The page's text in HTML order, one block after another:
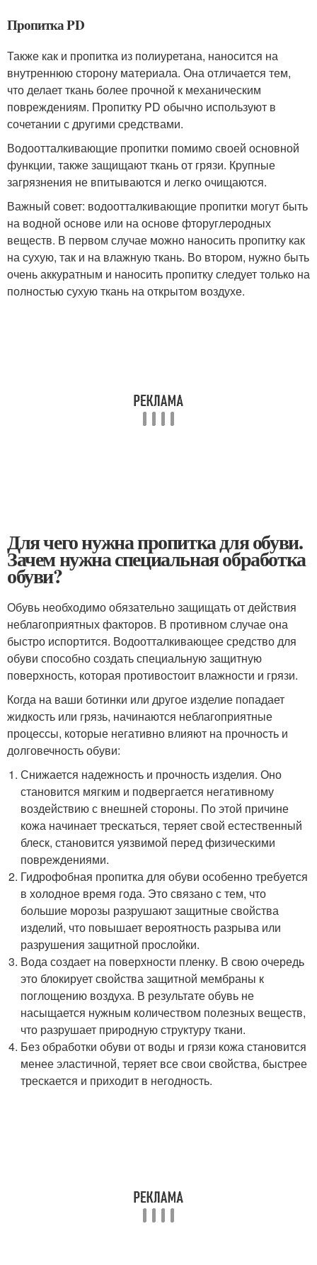
Пропитка PD
Также как и пропитка из полиуретана, наносится на
внутреннюю сторону материала. Она отличается тем,
что делает ткань более прочной к механическим
повреждениям. Пропитку PD обычно используют в
сочетании с другими средствами.
Водоотталкивающие пропитки помимо своей основной
функции, также защищают ткань от грязи. Крупные
загрязнения не впитываются и легко очищаются.
Важный совет: водоотталкивающие пропитки могут быть
на водной основе или на основе фторуглеродных
веществ. В первом случае можно наносить пропитку как
на сухую, так и на влажную ткань. Во втором, нужно быть
очень аккуратным и наносить пропитку следует только на
полностью сухую ткань на открытом воздухе.
Для чего нужна пропитка для обуви.
Зачем нужна специальная обработка
обуви?
Обувь необходимо обязательно защищать от действия
неблагоприятных факторов. В противном случае она
быстро испортится. Водоотталкивающее средство для
обуви способно создать специальную защитную
поверхность, которая противостоит влажности и грязи.
Когда на ваши ботинки или другое изделие попадает
жидкость или грязь, начинаются неблагоприятные
процессы, которые негативно влияют на прочность и
долговечность обуви:
Снижается надежность и прочность изделия. Оно
становится мягким и подвергается негативному
воздействию с внешней стороны. По этой причине
кожа начинает трескаться, теряет свой естественный
блеск, становится уязвимой перед физическими
повреждениями.
Гидрофобная пропитка для обуви особенно требуется
в холодное время года. Это связано с тем, что
большие морозы разрушают защитные свойства
изделий, что повышает вероятность разрыва или
разрушения защитной прослойки.
Вода создает на поверхности пленку. В свою очередь
это блокирует свойства защитной мембраны к
поглощению воздуха. В результате обувь не
насыщается нужным количеством полезных веществ,
что разрушает природную структуру ткани.
Без обработки обуви от воды и грязи кожа становится
менее эластичной, теряет все свои свойства, быстрее
трескается и приходит в негодность.